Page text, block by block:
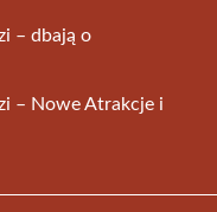
– dbają o
– Nowe Atrakcje i